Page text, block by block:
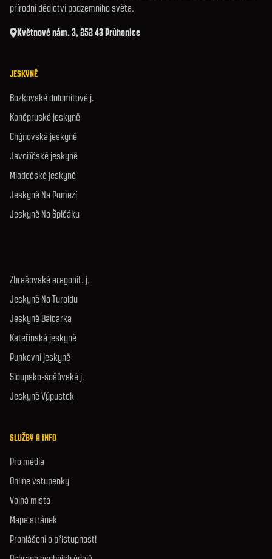
přírodní dědictví podzemního světa.
Květnové nám. 3, 252 43 Průhonice
JESKYNĚ
Bozkovské dolomitové j.
Koněpruské jeskyně
Chýnovská jeskyně
Javoříčské jeskyně
Mladečské jeskyně
Jeskyně Na Pomezí
Jeskyně Na Špičáku
Zbrašovské aragonit. j.
Jeskyně Na Turoldu
Jeskyně Balcarka
Kateřinská jeskyně
Punkevní jeskyně
Sloupsko-šošůvské j.
Jeskyně Výpustek
SLUŽBY A INFO
Pro média
Online vstupenky
Volná místa
Mapa stránek
Prohlášení o přístupnosti